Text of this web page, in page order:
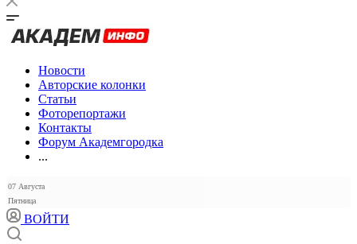
Новости
Авторские колонки
Статьи
Фоторепортажи
Контакты
Форум Академгородка
...
07 Августа
Пятница
ВОЙТИ